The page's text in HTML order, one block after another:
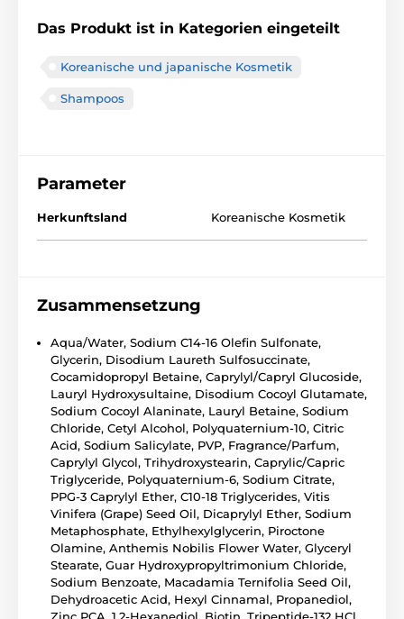
Das Produkt ist in Kategorien eingeteilt
Koreanische und japanische Kosmetik
Shampoos
Parameter
Herkunftsland Koreanische Kosmetik
Zusammensetzung
Aqua/Water, Sodium C14-16 Olefin Sulfonate,
Glycerin, Disodium Laureth Sulfosuccinate,
Cocamidopropyl Betaine, Caprylyl/Capryl Glucoside,
Lauryl Hydroxysultaine, Disodium Cocoyl Glutamate,
Sodium Cocoyl Alaninate, Lauryl Betaine, Sodium
Chloride, Cetyl Alcohol, Polyquaternium-10, Citric
Acid, Sodium Salicylate, PVP, Fragrance/Parfum,
Caprylyl Glycol, Trihydroxystearin, Caprylic/Capric
Triglyceride, Polyquaternium-6, Sodium Citrate,
PPG-3 Caprylyl Ether, C10-18 Triglycerides, Vitis
Vinifera (Grape) Seed Oil, Dicaprylyl Ether, Sodium
Metaphosphate, Ethylhexylglycerin, Piroctone
Olamine, Anthemis Nobilis Flower Water, Glyceryl
Stearate, Guar Hydroxypropyltrimonium Chloride,
Sodium Benzoate, Macadamia Ternifolia Seed Oil,
Dehydroacetic Acid, Hexyl Cinnamal, Propanediol,